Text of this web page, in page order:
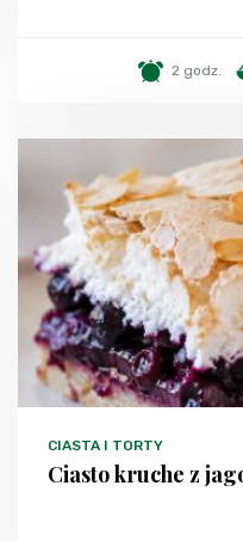
2 godz.
CIASTA I TORTY
Ciasto kruche z